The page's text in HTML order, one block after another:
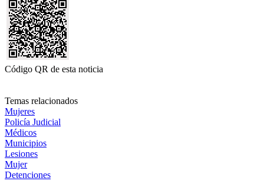
Código QR de esta noticia
Temas relacionados
Mujeres
Policía Judicial
Médicos
Municipios
Lesiones
Mujer
Detenciones